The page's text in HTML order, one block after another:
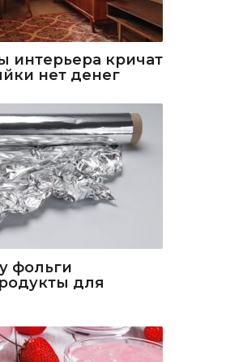
интерьера кричат
нет денег
фольги
для